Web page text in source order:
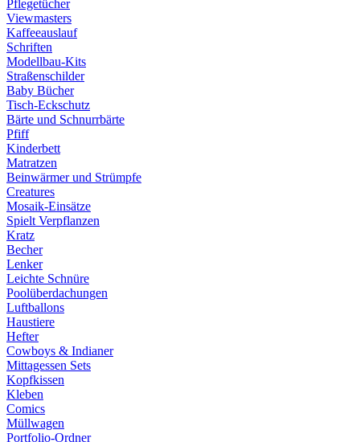
Pflegetücher
Viewmasters
Kaffeeauslauf
Schriften
Modellbau-Kits
Straßenschilder
Baby Bücher
Tisch-Eckschutz
Bärte und Schnurrbärte
Pfiff
Kinderbett
Matratzen
Beinwärmer und Strümpfe
Creatures
Mosaik-Einsätze
Spielt Verpflanzen
Kratz
Becher
Lenker
Leichte Schnüre
Poolüberdachungen
Luftballons
Haustiere
Hefter
Cowboys & Indianer
Mittagessen Sets
Kopfkissen
Kleben
Comics
Müllwagen
Portfolio-Ordner